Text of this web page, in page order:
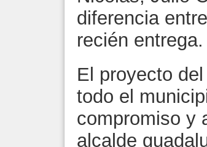
diferencia
recién entrega.
El proyecto
todo el
compromiso y
alcalde